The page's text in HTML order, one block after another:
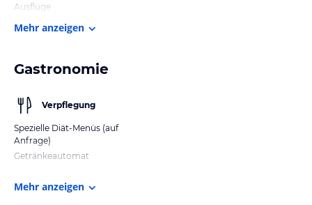
Ausflüge
Mehr anzeigen
Gastronomie
Verpflegung
Spezielle Diät-Menüs (auf
Anfrage)
Getränkeautomat
Mehr anzeigen